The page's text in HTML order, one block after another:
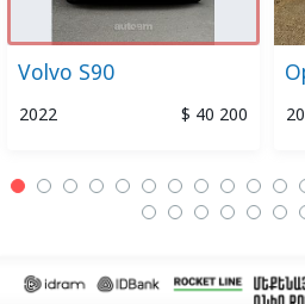
Volvo S90
2022 $ 40 200